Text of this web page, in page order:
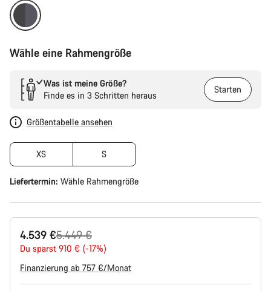
Wähle eine Rahmengröße
Was ist meine Größe?
Finde es in 3 Schritten heraus
Starten
Größentabelle ansehen
XS S
Liefertermin: Wähle Rahmengröße
4.539 €
Ursprungspreis
5.449 €
Du sparst 910 € (-17%)
Finanzierung ab 757 €/Monat